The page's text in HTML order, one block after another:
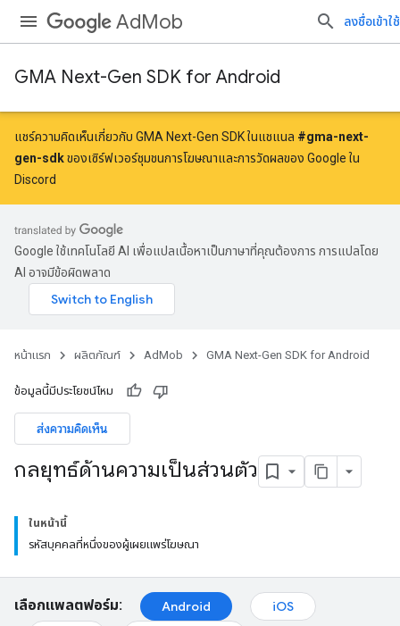
AdMob ลงชื่อเข้าใช้
GMA Next-Gen SDK for Android
แชร์ความคิดเห็นเกี่ยวกับ GMA Next-Gen SDK ในแชแนล #gma-next-
gen-sdkของเซิร์ฟเวอร์ชุมชนการโฆษณาและการวัดผลของ Google ใน
Discord
Google ใช้เทคโนโลยี AI เพื่อแปลเนื้อหาเป็นภาษาที่คุณต้องการ การแปลโดย
AI อาจมีข้อผิดพลาด
หน้าแรก ผลิตภัณฑ์ AdMob GMA Next-Gen SDK for Android
ข้อมูลนี้มีประโยชน์ไหม
ส่งความคิดเห็น
กลยุทธ์ด้านความเป็นส่วนตัว
ในหน้านี้
รหัสบุคคลที่หนึ่งของผู้เผยแพร่โฆษณา
เลือกแพลตฟอร์ม: Android
iOS